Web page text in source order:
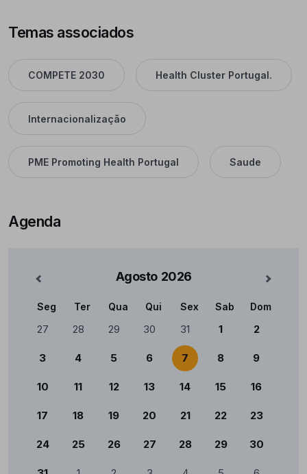
Temas associados
COMPETE 2030 Health Cluster Portugal.
Internacionalização
PME Promoting Health Portugal Saude
Agenda
Agosto 2026 Mês
Calendário
Seg Ter Qua Qui Sex Sab Dom
27 28 29 30 31 1 2
3 4 5 6 7 8 9
10 11 12 13 14 15 16
17 18 19 20 21 22 23
24 25 26 27 28 29 30